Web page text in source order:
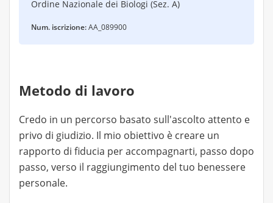
Ordine Nazionale dei Biologi (Sez. A)
Num. iscrizione:AA_089900
Metodo di lavoro
Credo in un percorso basato sull'ascolto attento e
privo di giudizio. Il mio obiettivo è creare un
rapporto di fiducia per accompagnarti, passo dopo
passo, verso il raggiungimento del tuo benessere
personale.